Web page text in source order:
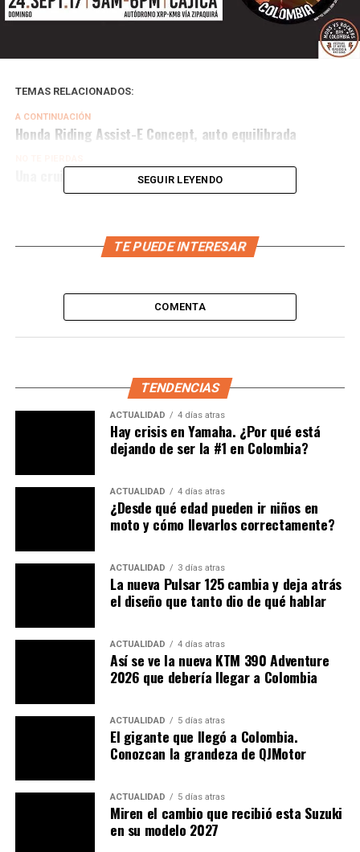
TEMAS RELACIONADOS:
A CONTINUACIÓN
Honda Riding Assist-E Concept, auto equilibrada
Una cruiser de V-Twin hecha en china
SEGUIR LEYENDO
TE PUEDE INTERESAR
COMENTA
TENDENCIAS
ACTUALIDAD 4 días atras
Hay crisis en Yamaha. ¿Por qué está
dejando de ser la #1 en Colombia?
ACTUALIDAD 4 días atras
¿Desde qué edad pueden ir niños en
moto y cómo llevarlos correctamente?
ACTUALIDAD 3 días atras
La nueva Pulsar 125 cambia y deja atrás
el diseño que tanto dio de qué hablar
ACTUALIDAD 4 días atras
Así se ve la nueva KTM 390 Adventure
2026 que debería llegar a Colombia
ACTUALIDAD 5 días atras
El gigante que llegó a Colombia.
Conozcan la grandeza de QJMotor
ACTUALIDAD 5 días atras
Miren el cambio que recibió esta Suzuki
en su modelo 2027